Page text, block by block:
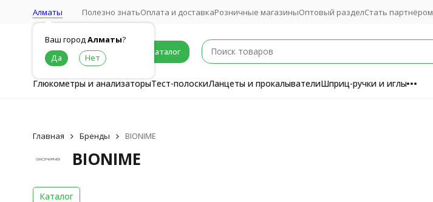
Алматы
Ваш город Алматы?
Полезно знатьОплата и доставкаРозничные магазиныОптовый разделСтать партнёром
Каталог
Глюкометры и анализаторыТест-полоскиЛанцеты и прокалывателиШприц-ручки и иглы
Главная Бренды BIONIME
BIONIME
Каталог